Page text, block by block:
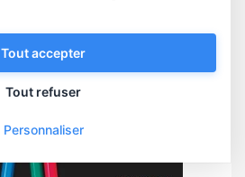
Tout accepter
Tout refuser
Personnaliser